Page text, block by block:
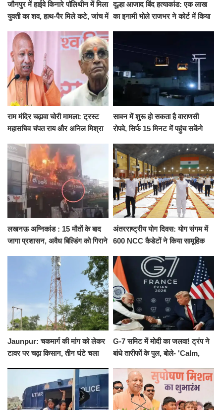
जौनपुर में हाईवे किनारे पॉलिथीन में मिला
युवती का शव, हाथ-पैर मिले कटे, जांच में
दूल्हा आजाद बिंद हत्याकांड: एक लाख
का इनामी भोले राजभर ने कोर्ट में किया
राम मंदिर चढ़ावा चोरी मामला: ट्रस्ट
महासचिव चंपत राय और अनिल मिश्रा
को नहीं...
सावन में शुरू हो सकता है वाराणसी
रोपवे, सिर्फ 15 मिनट में पहुंच सकेंगे
किराया
लखनऊ अग्निकांड : 15 मौतों के बाद
जागा प्रशासन, अवैध बिल्डिंग को गिराने
अंतरराष्ट्रीय योग दिवस: योग संगम में
600 NCC कैडेटों ने किया सामूहिक
संकल्प
Jaunpur: चकमार्ग की मांग को लेकर
टावर पर चढ़ा किसान, तीन घंटे चला
G-7 समिट में मोदी का जलवा! ट्रंप ने
बांधे तारीफों के पुल, बोले- 'Calm,